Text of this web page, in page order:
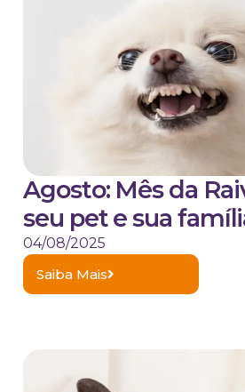
Agosto: Mês da
seu pet e sua
04/08/2025
Saiba Mais